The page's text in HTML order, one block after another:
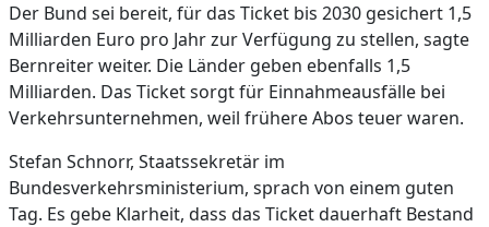
Der Bund sei bereit, für das Ticket bis 2030 gesichert 1,5
Milliarden Euro pro Jahr zur Verfügung zu stellen, sagte
Bernreiter weiter. Die Länder geben ebenfalls 1,5
Milliarden. Das Ticket sorgt für Einnahmeausfälle bei
Verkehrsunternehmen, weil frühere Abos teuer waren.
Stefan Schnorr, Staatssekretär im
Bundesverkehrsministerium, sprach von einem guten
Tag. Es gebe Klarheit, dass das Ticket dauerhaft Bestand